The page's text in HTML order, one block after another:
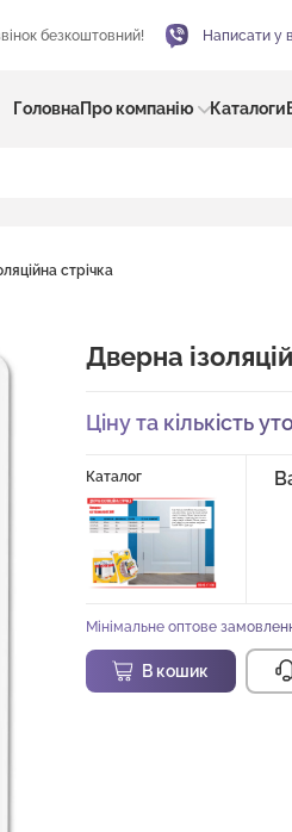
безкоштовний! Написати у
ГоловнаПро компанію Каталоги
стрічка
Дверна
Ціну та кількість
Каталог
Мінімальне оптове
В кошик